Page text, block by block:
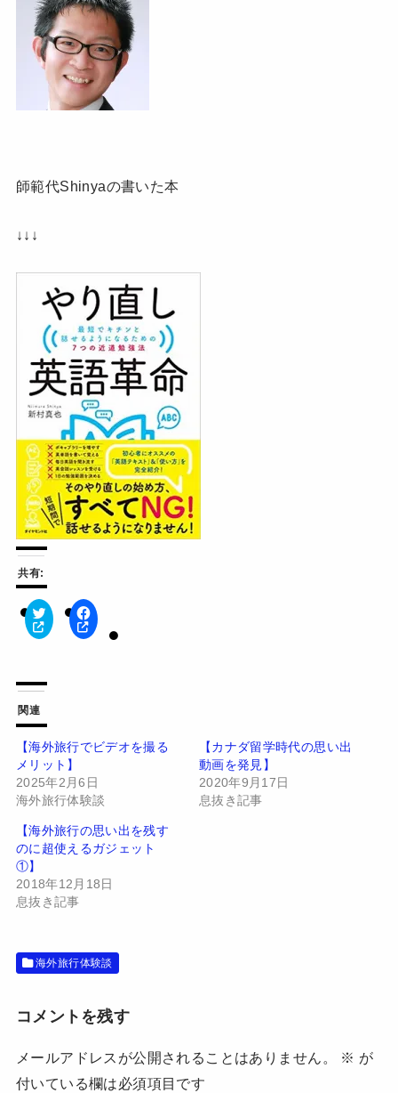
師範代Shinyaの書いた本
↓↓↓
共有:
ク
リ
て
T
w
i
t
t
e
r
で
共
有
新
し
い
ウ
ィ
ン
ド
ウ
ま
す
)
F
a
有
す
に
は
ク
リ
ッ
ク
し
て
だ
さ
い
い
ウ
ィ
ウ
で
ま
す
)
関連
【海外旅行でビデオを撮る
メリット】
2025年2月6日
海外旅行体験談
【カナダ留学時代の思い出
動画を発見】
2020年9月17日
息抜き記事
【海外旅行の思い出を残す
のに超使えるガジェット
①】
2018年12月18日
息抜き記事
海外旅行体験談
コメントを残す
メールアドレスが公開されることはありません。 ※ が
付いている欄は必須項目です